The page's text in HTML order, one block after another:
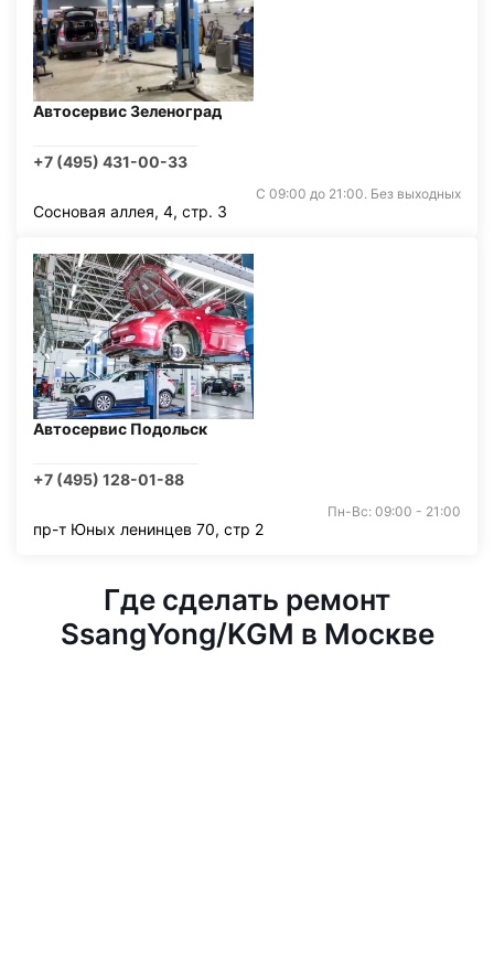
Автосервис Зеленоград
+7 (495) 431-00-33
С 09:00 до 21:00. Без выходных
Сосновая аллея, 4, стр. 3
Автосервис Подольск
+7 (495) 128-01-88
Пн-Вс: 09:00 - 21:00
пр-т Юных ленинцев 70, стр 2
Где сделать ремонт
SsangYong/KGM в Москве